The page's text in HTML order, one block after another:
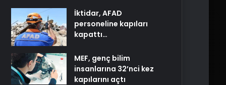
İktidar, AFAD
personeline kapıları
kapattı…
MEF, genç bilim
insanlarına 32’nci kez
kapılarını açtı